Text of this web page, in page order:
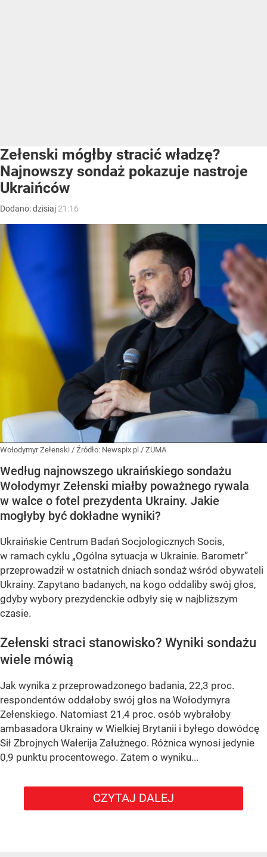
Zełenski mógłby stracić władzę?
Najnowszy sondaż pokazuje nastroje
Ukraińców
Dodano:dzisiaj 21:16
Wołodymyr Zełenski / Źródło: Newspix.pl / ZUMA
Według najnowszego ukraińskiego sondażu
Wołodymyr Zełenski miałby poważnego rywala
w walce o fotel prezydenta Ukrainy. Jakie
mogłyby być dokładne wyniki?
Ukraińskie Centrum Badań Socjologicznych Socis,
w ramach cyklu „Ogólna sytuacja w Ukrainie. Barometr”
przeprowadził w ostatnich dniach sondaż wśród obywateli
Ukrainy. Zapytano badanych, na kogo oddaliby swój głos,
gdyby wybory prezydenckie odbyły się w najbliższym
czasie.
Zełenski straci stanowisko? Wyniki sondażu
wiele mówią
Jak wynika z przeprowadzonego badania, 22,3 proc.
respondentów oddałoby swój głos na Wołodymyra
Zełenskiego. Natomiast 21,4 proc. osób wybrałoby
ambasadora Ukrainy w Wielkiej Brytanii i byłego dowódcę
Sił Zbrojnych Wałerija Załużnego. Różnica wynosi jedynie
0,9 punktu procentowego. Zatem o wyniku...
CZYTAJ DALEJ